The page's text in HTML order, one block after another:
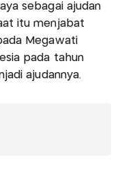
sebagai ajudan
itu menjabat
Megawati
pada tahun
ajudannya.